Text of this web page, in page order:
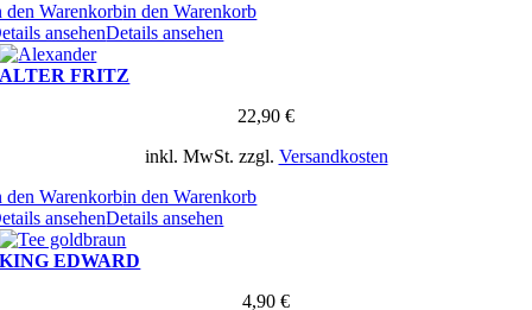
den Warenkorbin den Warenkorb
ansehenDetails ansehen
ALTER FRITZ
22,90 €
inkl. MwSt. zzgl. Versandkosten
den Warenkorbin den Warenkorb
ansehenDetails ansehen
KING EDWARD
4,90 €